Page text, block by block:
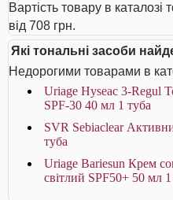
Вартість товару в каталозі
від 708 грн.
Які тональні засоби
Недорогими товарами в
Uriage Hyseac 3-Regul
SPF-30 40 мл 1 туба
SVR Sebiaclear
туба
Uriage Bariesun Крем
світлий SPF50+ 50 мл 1